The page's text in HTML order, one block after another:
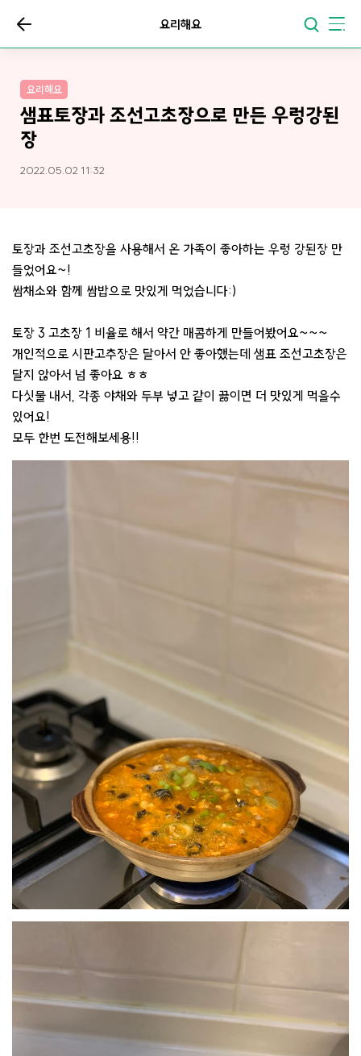
요리해요
요리해요
샘표토장과 조선고초장으로 만든 우렁강된
장
2022.05.02 11:32
토장과 조선고초장을 사용해서 온 가족이 좋아하는 우렁 강된장 만
들었어요~!
쌈채소와 함께 쌈밥으로 맛있게 먹었습니다:)
토장 3 고초장 1 비율로 해서 약간 매콤하게 만들어봤어요~~~
개인적으로 시판고추장은 달아서 안 좋아했는데 샘표 조선고초장은
달지 않아서 넘 좋아요 ㅎㅎ
다싯물 내서, 각종 야채와 두부 넣고 같이 끓이면 더 맛있게 먹을수
있어요!
모두 한번 도전해보세용!!